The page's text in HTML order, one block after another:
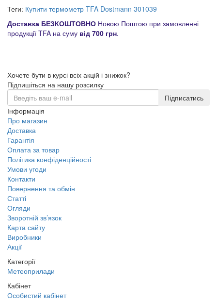
Теги: Купити термометр TFA Dostmann 301039
Доставка БЕЗКОШТОВНО Новою Поштою при замовленні
продукції TFA на суму від 700 грн.
Хочете бути в курсі всіх акцій і знижок?
Підпишіться на нашу розсилку
Підписатись
Інформація
Про магазин
Доставка
Гарантія
Оплата за товар
Політика конфіденційності
Умови угоди
Контакти
Повернення та обмін
Статті
Огляди
Зворотній зв’язок
Карта сайту
Виробники
Акції
Категорії
Метеоприлади
Кабінет
Особистий кабінет